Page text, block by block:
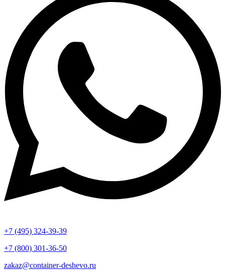
+7 (495) 324-39-39
+7 (800) 301-36-50
zakaz@container-deshevo.ru